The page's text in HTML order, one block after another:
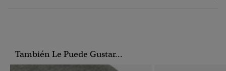
También Le Puede Gustar...